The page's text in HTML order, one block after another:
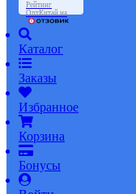
Рейтинг
ОптКитай на
Каталог
Заказы
Избранное
Корзина
Бонусы